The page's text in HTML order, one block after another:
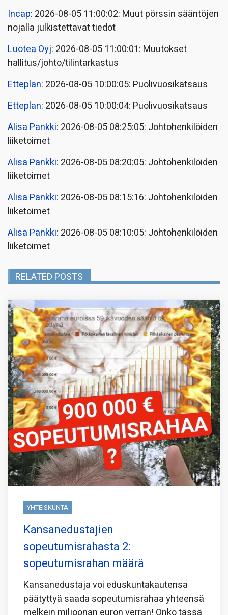
Incap: 2026-08-05 11:00:02: Muut pörssin sääntöjen
nojalla julkistettavat tiedot
Luotea Oyj: 2026-08-05 11:00:01: Muutokset
hallitus/johto/tilintarkastus
Etteplan: 2026-08-05 10:00:05: Puolivuosikatsaus
Etteplan: 2026-08-05 10:00:04: Puolivuosikatsaus
Alisa Pankki: 2026-08-05 08:25:05: Johtohenkilöiden
liiketoimet
Alisa Pankki: 2026-08-05 08:20:05: Johtohenkilöiden
liiketoimet
Alisa Pankki: 2026-08-05 08:15:16: Johtohenkilöiden
liiketoimet
Alisa Pankki: 2026-08-05 08:10:05: Johtohenkilöiden
liiketoimet
RELATED POSTS
YHTEISKUNTA
Kansanedustajien
sopeutumisrahasta 2:
sopeutumisrahan määrä
Kansanedustaja voi eduskuntakautensa
päätyttyä saada sopeutumisrahaa yhteensä